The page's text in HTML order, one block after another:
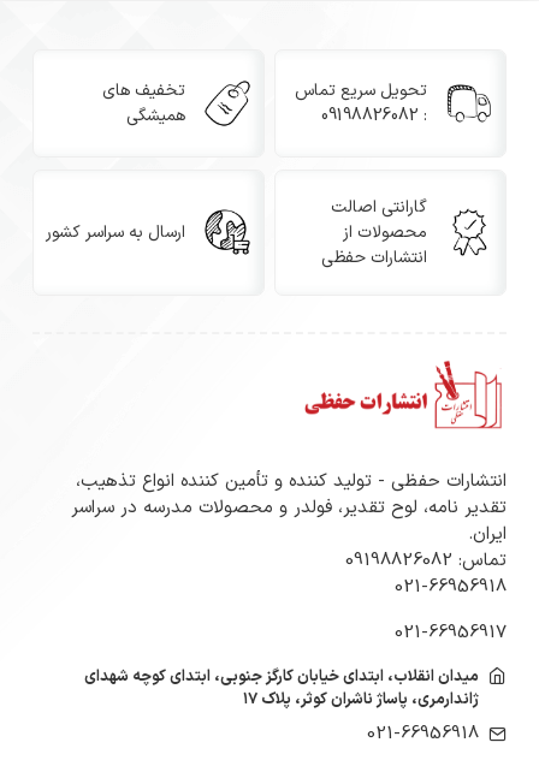
تحویل سریع تماس
: 09198826082
تخفیف های
همیشگی
گارانتی اصالت
محصولات از
انتشارات حفظی
ارسال به سراسر کشور
انتشارات حفظی - تولید کننده و تأمین کننده انواع تذهیب،
تقدیر نامه، لوح تقدیر، فولدر و محصولات مدرسه در سراسر
ایران.
تماس: 09198826082
021-66956918
021-66956917
میدان انقلاب، ابتدای خیابان کارگز جنوبی، ابتدای کوچه شهدای
ژاندارمری، پاساژ ناشران کوثر، پلاک ۱۷
021-66956918